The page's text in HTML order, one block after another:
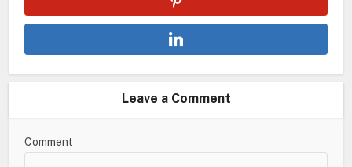
Leave a Comment
Comment